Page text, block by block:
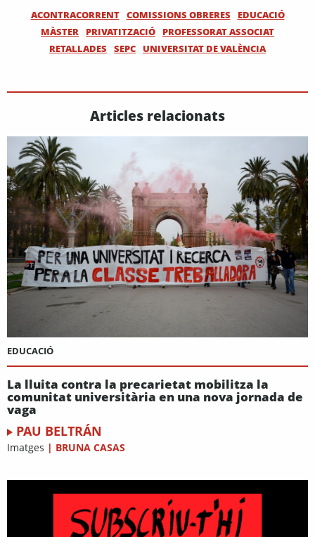
ACONTRACORRENT COMISSIONS OBRERES
EDUCACIÓ
MÀSTER
PRIVATITZACIÓ
PROFESSORAT ASSOCIAT
RETALLADES
SEPC UNIVERSITAT DE VALÈNCIA
Articles relacionats
EDUCACIÓ
La lluita contra la precarietat mobilitza la
comunitat universitària en una nova jornada de
vaga
PAU BELTRÁN
Imatges | BRUNA CASAS